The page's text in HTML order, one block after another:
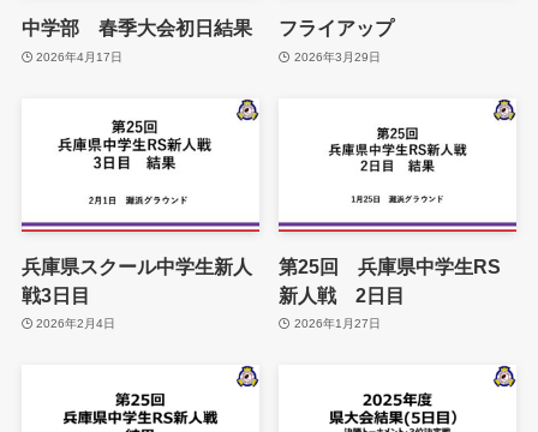
中学部 春季大会初日結果
2026年4月17日
フライアップ
2026年3月29日
兵庫県スクール中学生新人
戦3日目
2026年2月4日
第25回 兵庫県中学生RS
新人戦 2日目
2026年1月27日